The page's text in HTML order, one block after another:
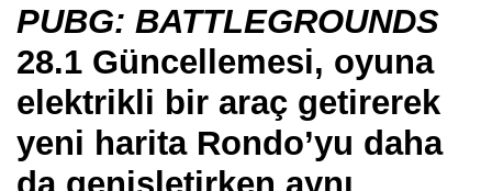
PUBG: BATTLEGROUNDS
28.1 Güncellemesi, oyuna
elektrikli bir araç getirerek
yeni harita Rondo’yu daha